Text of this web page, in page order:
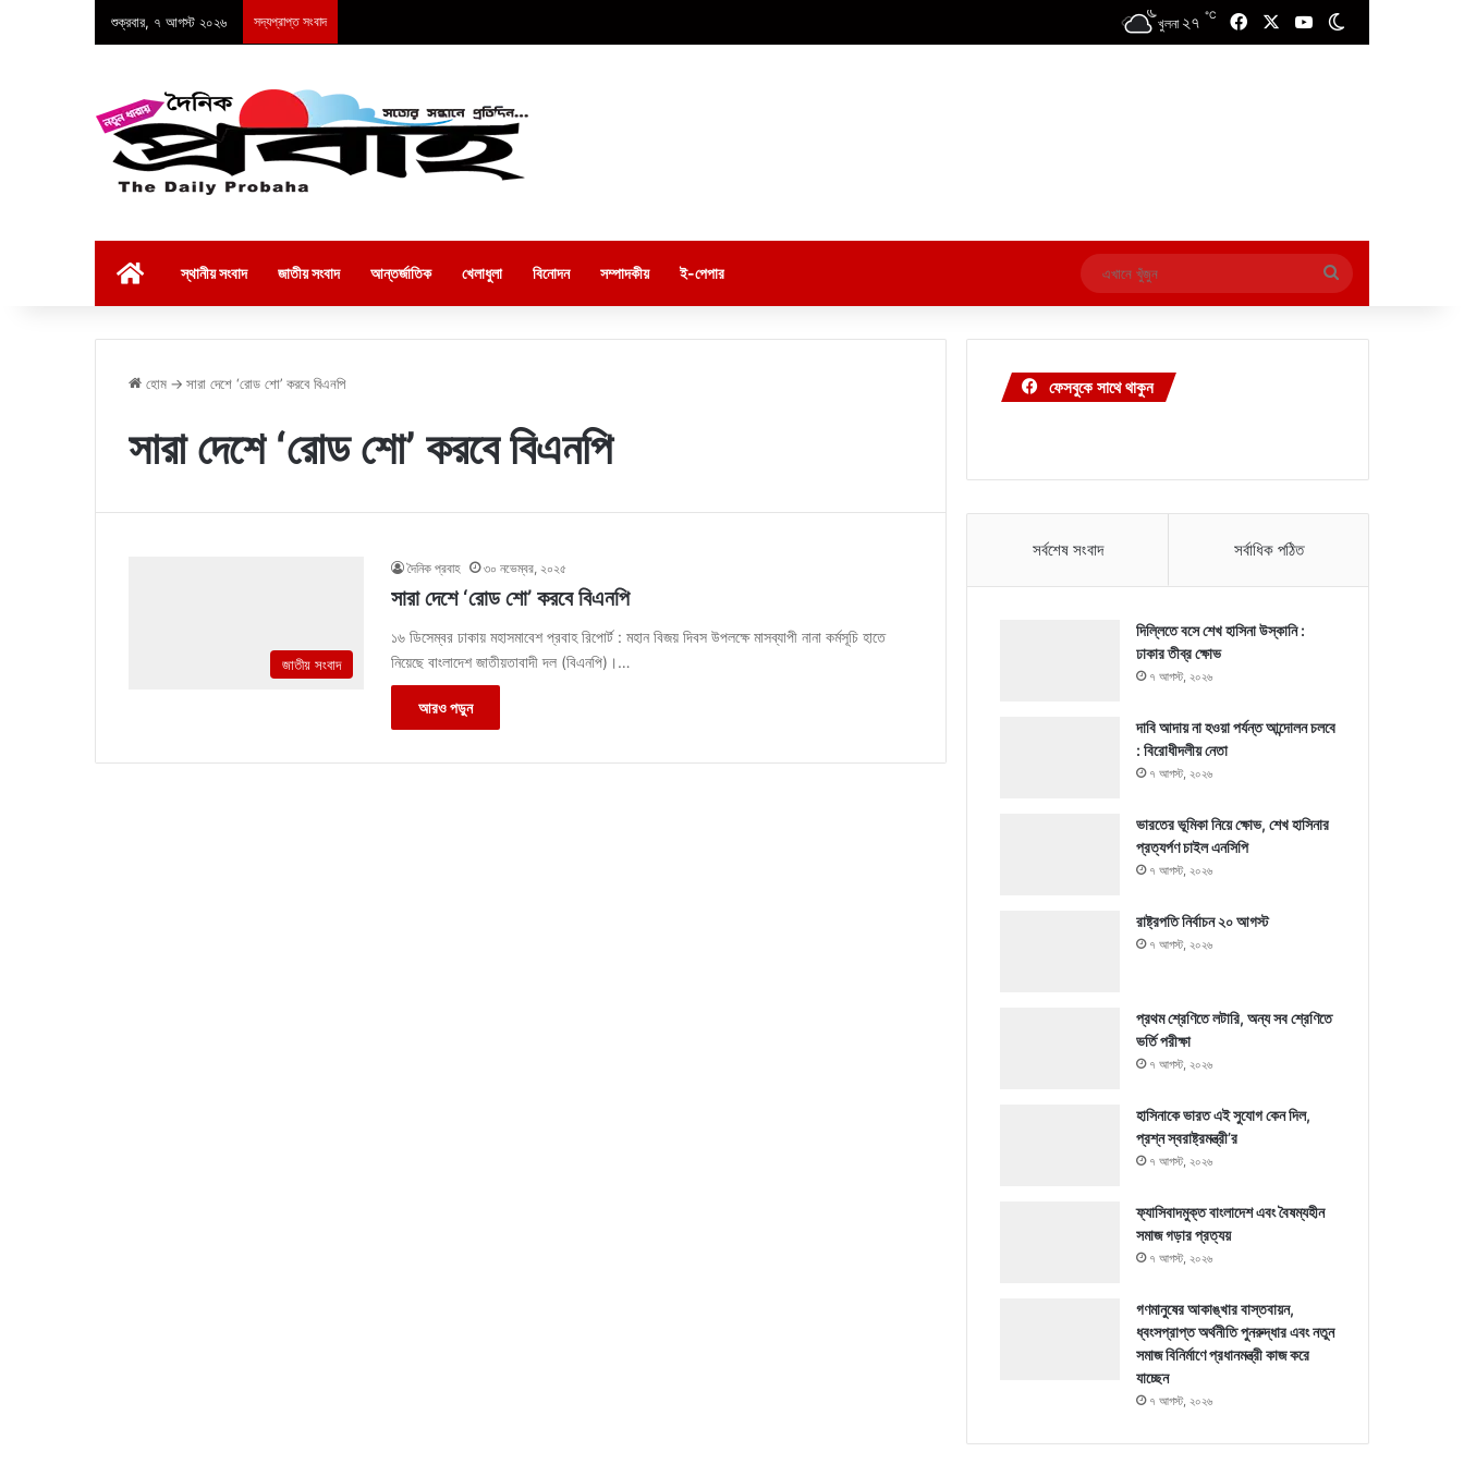
শুক্রবার, ৭ আগস্ট ২০২৬ সদ্যপ্রাপ্ত সংবাদ খুলনা ২৭ ℃ FacebookYouTube
স্থানীয় সংবাদ জাতীয় সংবাদ আন্তর্জাতিক খেলাধুলা বিনোদন সম্পাদকীয় ই-পেপার
এখানে
খুঁজুন
হোম → সারা দেশে ‘রোড শো’ করবে বিএনপি
সারা দেশে ‘রোড শো’ করবে বিএনপি
জাতীয় সংবাদ
দৈনিক প্রবাহ ৩০ নভেম্বর, ২০২৫
সারা দেশে ‘রোড শো’ করবে বিএনপি
১৬ ডিসেম্বর ঢাকায় মহাসমাবেশ প্রবাহ রিপোর্ট : মহান বিজয় দিবস উপলক্ষে মাসব্যাপী নানা কর্মসূচি হাতে
নিয়েছে বাংলাদেশ জাতীয়তাবাদী দল (বিএনপি)।…
আরও পড়ুন
ফেসবুকে সাথে থাকুন
সর্বশেষ সংবাদ সর্বাধিক পঠিত
দিল্লিতে বসে শেখ হাসিনা উস্কানি :
ঢাকার তীব্র ক্ষোভ
৭ আগস্ট, ২০২৬
দাবি আদায় না হওয়া পর্যন্ত আন্দোলন চলবে
: বিরোধীদলীয় নেতা
৭ আগস্ট, ২০২৬
ভারতের ভূমিকা নিয়ে ক্ষোভ, শেখ হাসিনার
প্রত্যর্পণ চাইল এনসিপি
৭ আগস্ট, ২০২৬
রাষ্ট্রপতি নির্বাচন ২০ আগস্ট
৭ আগস্ট, ২০২৬
প্রথম শ্রেণিতে লটারি, অন্য সব শ্রেণিতে
ভর্তি পরীক্ষা
৭ আগস্ট, ২০২৬
হাসিনাকে ভারত এই সুযোগ কেন দিল,
প্রশ্ন স্বরাষ্ট্রমন্ত্রী’র
৭ আগস্ট, ২০২৬
ফ্যাসিবাদমুক্ত বাংলাদেশ এবং বৈষম্যহীন
সমাজ গড়ার প্রত্যয়
৭ আগস্ট, ২০২৬
গণমানুষের আকাঙ্খার বাস্তবায়ন,
ধ্বংসপ্রাপ্ত অর্থনীতি পুনরুদ্ধার এবং নতুন
সমাজ বিনির্মাণে প্রধানমন্ত্রী কাজ করে
যাচ্ছেন
৭ আগস্ট, ২০২৬